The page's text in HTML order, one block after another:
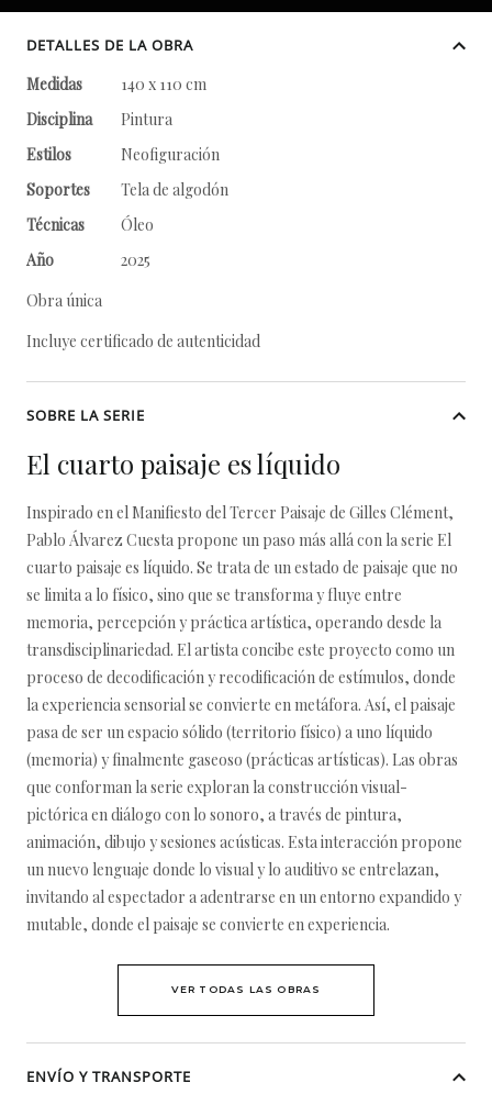
DETALLES DE LA OBRA
Medidas
140 x 110 cm
Disciplina
Pintura
Estilos
Neofiguración
Soportes
Tela de algodón
Técnicas
Óleo
Año
2025
Obra única
Incluye certificado de autenticidad
SOBRE LA SERIE
El cuarto paisaje es líquido
Inspirado en el Manifiesto del Tercer Paisaje de Gilles Clément,
Pablo Álvarez Cuesta propone un paso más allá con la serie El
cuarto paisaje es líquido. Se trata de un estado de paisaje que no
se limita a lo físico, sino que se transforma y fluye entre
memoria, percepción y práctica artística, operando desde la
transdisciplinariedad. El artista concibe este proyecto como un
proceso de decodificación y recodificación de estímulos, donde
la experiencia sensorial se convierte en metáfora. Así, el paisaje
pasa de ser un espacio sólido (territorio físico) a uno líquido
(memoria) y finalmente gaseoso (prácticas artísticas). Las obras
que conforman la serie exploran la construcción visual-
pictórica en diálogo con lo sonoro, a través de pintura,
animación, dibujo y sesiones acústicas. Esta interacción propone
un nuevo lenguaje donde lo visual y lo auditivo se entrelazan,
invitando al espectador a adentrarse en un entorno expandido y
mutable, donde el paisaje se convierte en experiencia.
VER TODAS LAS OBRAS
ENVÍO Y TRANSPORTE